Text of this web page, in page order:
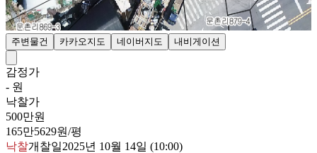
주변물건 카카오지도 네이버지도 내비게이션
감정가
- 원
낙찰가
500만원
165만5629원/평
낙찰개찰일2025년 10월 14일 (10:00)